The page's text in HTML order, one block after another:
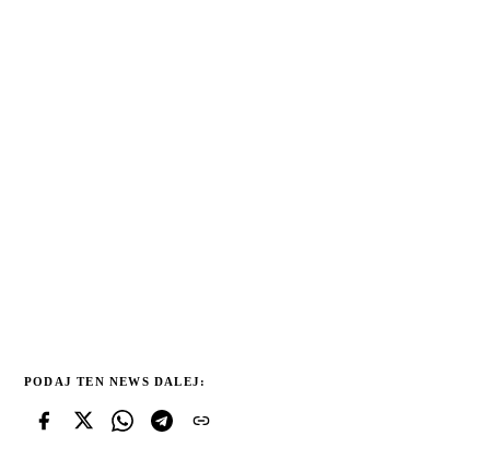
PODAJ TEN NEWS DALEJ: